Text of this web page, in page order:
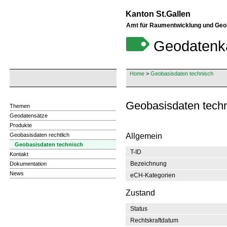
Kanton St.Gallen
Amt für Raumentwicklung und
Home > Geobasisdaten technisch
Themen
Geodatensätze
Produkte
Geobasisdaten rechtlich
Geobasisdaten technisch
Kontakt
Dokumentation
News
Geobasisdaten
Allgemein
T-ID
Bezeichnung
eCH-Kategorien
Zustand
Status
Rechtskraftdatum